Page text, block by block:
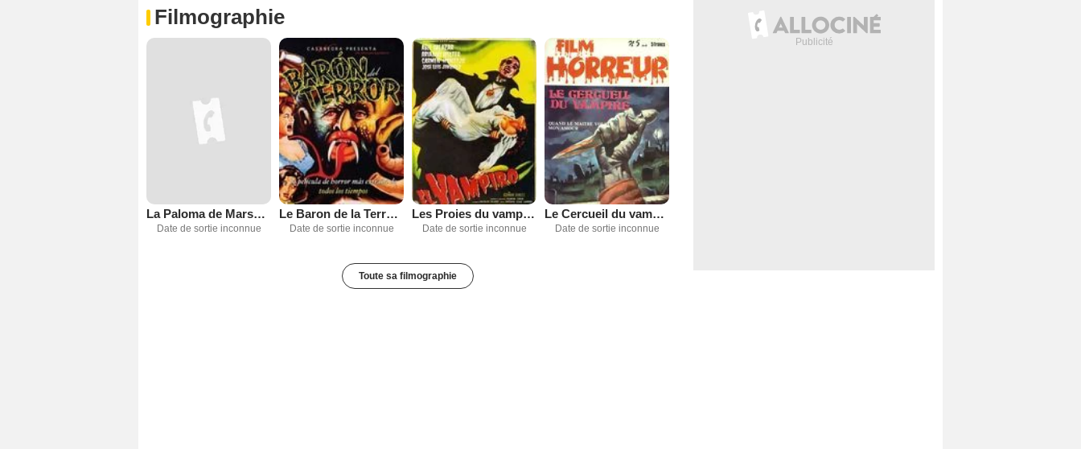
Filmographie
La Paloma de Marsella
Date de sortie inconnue
Le Baron de la Terreur
Date de sortie inconnue
Les Proies du vampire
Date de sortie inconnue
Le Cercueil du vampire
Date de sortie inconnue
Toute sa filmographie